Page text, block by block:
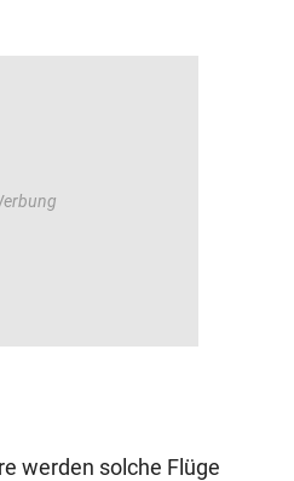
werden solche Flüge